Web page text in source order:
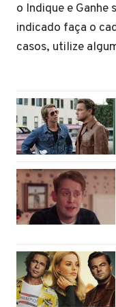
o Indique e Ganhe
indicado faça o
casos, utilize